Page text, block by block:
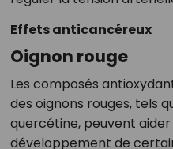
Effets anticancéreux
Oignon rouge
Les composés
des oignons rouges, tels
quercétine, peuvent
développement de